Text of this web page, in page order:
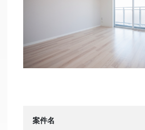
案件名